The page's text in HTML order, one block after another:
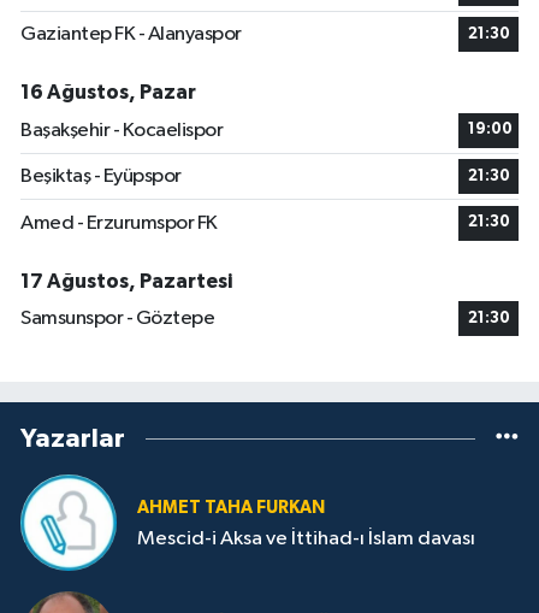
Gaziantep FK - Alanyaspor 21:30
16 Ağustos, Pazar
Başakşehir - Kocaelispor
19:00
Beşiktaş - Eyüpspor 21:30
Amed - Erzurumspor FK 21:30
17 Ağustos, Pazartesi
Samsunspor - Göztepe
21:30
Yazarlar
AHMET TAHA FURKAN
Mescid-i Aksa ve İttihad-ı İslam davası